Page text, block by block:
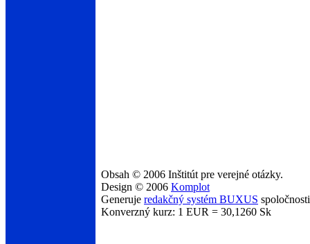
Obsah © 2006 Inštitút pre verejné otázky.
Design © 2006 Komplot
Generuje redakčný systém BUXUS
Konverzný kurz: 1 EUR = 30,1260 Sk